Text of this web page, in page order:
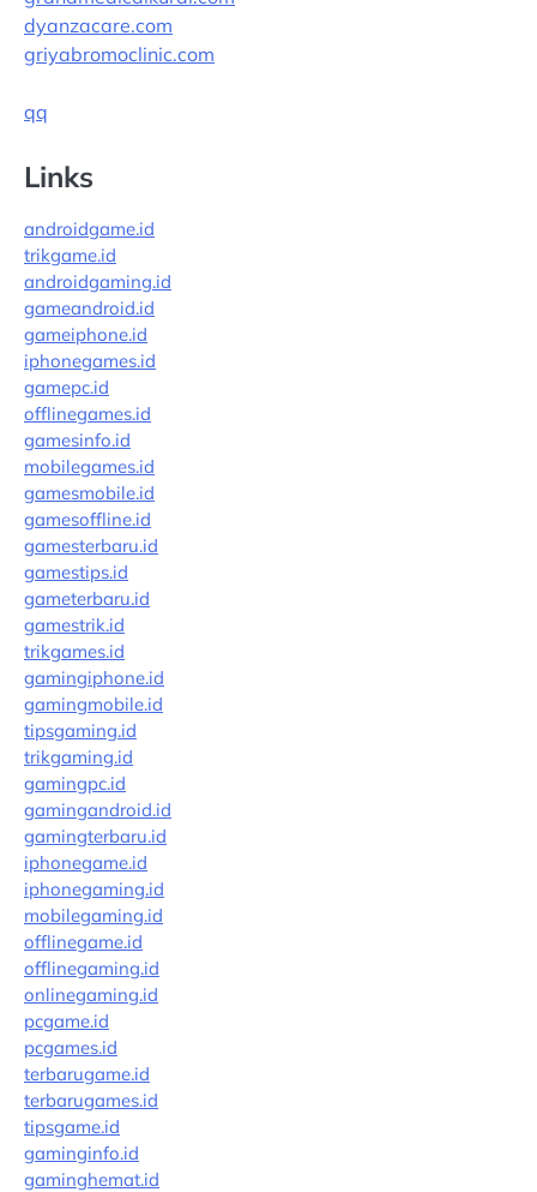
dyanzacare.com
griyabromoclinic.com
qq
Links
androidgame.id
trikgame.id
androidgaming.id
gameandroid.id
gameiphone.id
iphonegames.id
gamepc.id
offlinegames.id
gamesinfo.id
mobilegames.id
gamesmobile.id
gamesoffline.id
gamesterbaru.id
gamestips.id
gameterbaru.id
gamestrik.id
trikgames.id
gamingiphone.id
gamingmobile.id
tipsgaming.id
trikgaming.id
gamingpc.id
gamingandroid.id
gamingterbaru.id
iphonegame.id
iphonegaming.id
mobilegaming.id
offlinegame.id
offlinegaming.id
onlinegaming.id
pcgame.id
pcgames.id
terbarugame.id
terbarugames.id
tipsgame.id
gaminginfo.id
gaminghemat.id